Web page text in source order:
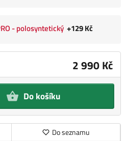
2 990 Kč
Do košíku
Do seznamu
- polosyntetický +129 Kč